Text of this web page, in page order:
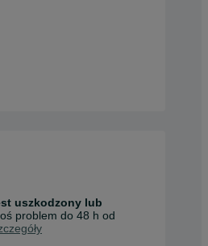
uszkodzony lub
problem do 48 h od